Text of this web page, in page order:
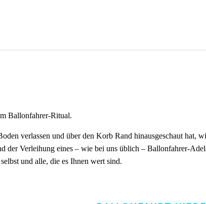
Ballonfahrer-Ritual.
verlassen und über den Korb Rand hinausgeschaut hat,
der Verleihung eines – wie bei uns üblich – Ballonfahrer-
und alle, die es Ihnen wert sind.